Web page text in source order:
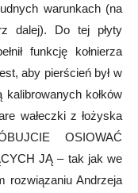
warunkach (na
dalej). Do tej płyty
funkcję kołnierza
aby pierścień był w
kołków
wałeczki z łożyska
OSIOWAĆ
JĄ – tak jak we
rozwiązaniu Andrzeja